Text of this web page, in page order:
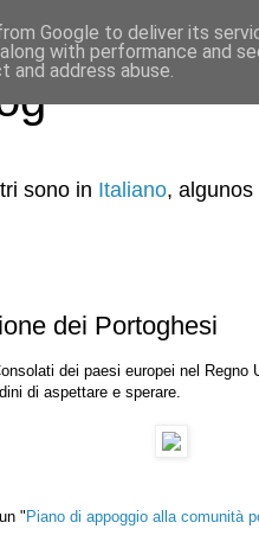
sono in Italiano, algunos
dei Portoghesi
dei paesi europei nel
di aspettare e sperare.
"Piano di appoggio alla comunità
Google to deliver its
with performance and
address abuse.